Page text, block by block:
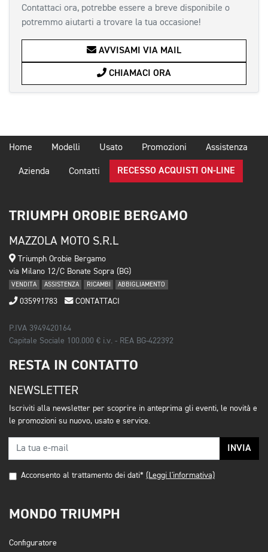
Contattaci ora, potrebbe essere a breve disponibile o
potremmo aiutarti a trovare la tua occasione!
AVVISAMI VIA MAIL
CHIAMACI ORA
Home Modelli Usato Promozioni Assistenza
Azienda Contatti RECESSO ACQUISTI ON-LINE
TRIUMPH OROBIE BERGAMO
MAZZOLA MOTO S.R.L
Triumph Orobie Bergamo
via Milano 12/C Bonate Sopra (BG)
VENDITA ASSISTENZA RICAMBI ABBIGLIAMENTO
035991783 CONTATTACI
P.IVA 3949420164
Capitale Sociale 100.000 € i.v. - REA BG-422392
RESTA IN CONTATTO
NEWSLETTER
Iscriviti alla newsletter per scoprire in anteprima gli eventi, le novità e
le promozioni su nuovo, usato e service.
INVIA
Acconsento al trattamento dei dati* (Leggi l'informativa)
MONDO TRIUMPH
Configuratore